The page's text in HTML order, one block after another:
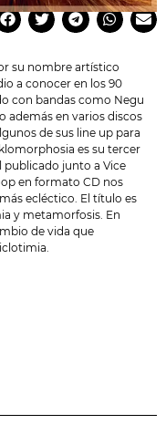
su nombre artístico
a conocer en los 90
con bandas como Negu
además en varios discos
de sus line up para
es su tercer
publicado junto a Vice
en formato CD nos
ecléctico. El título es
y metamorfosis. En
de vida que